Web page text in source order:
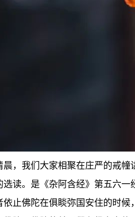
晨，我们大家相聚在庄严的戒
读。是《杂阿含经》第五六一
止佛陀在俱睒弥国安住的时